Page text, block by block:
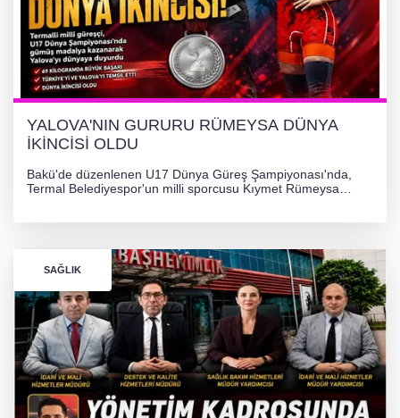
YALOVA'NIN GURURU RÜMEYSA DÜNYA
İKİNCİSİ OLDU
Bakü'de düzenlenen U17 Dünya Güreş Şampiyonası'nda,
Termal Belediyespor'un milli sporcusu Kıymet Rümeysa
SAĞLIK